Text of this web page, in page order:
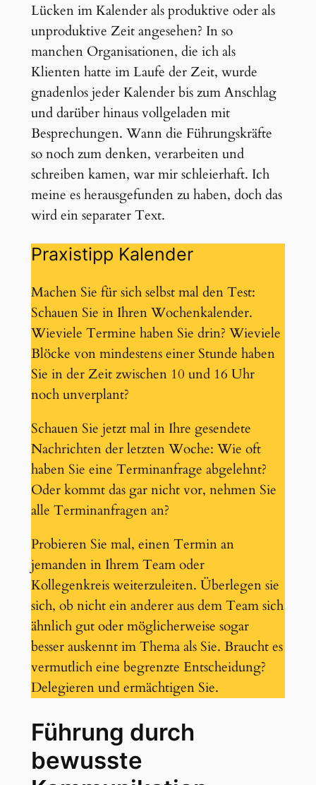
Lücken im Kalender als produktive oder als
unproduktive Zeit angesehen? In so
manchen Organisationen, die ich als
Klienten hatte im Laufe der Zeit, wurde
gnadenlos jeder Kalender bis zum Anschlag
und darüber hinaus vollgeladen mit
Besprechungen. Wann die Führungskräfte
so noch zum denken, verarbeiten und
schreiben kamen, war mir schleierhaft. Ich
meine es herausgefunden zu haben, doch das
wird ein separater Text.
Praxistipp Kalender
Machen Sie für sich selbst mal den Test:
Schauen Sie in Ihren Wochenkalender.
Wieviele Termine haben Sie drin? Wieviele
Blöcke von mindestens einer Stunde haben
Sie in der Zeit zwischen 10 und 16 Uhr
noch unverplant?
Schauen Sie jetzt mal in Ihre gesendete
Nachrichten der letzten Woche: Wie oft
haben Sie eine Terminanfrage abgelehnt?
Oder kommt das gar nicht vor, nehmen Sie
alle Terminanfragen an?
Probieren Sie mal, einen Termin an
jemanden in Ihrem Team oder
Kollegenkreis weiterzuleiten. Überlegen sie
sich, ob nicht ein anderer aus dem Team sich
ähnlich gut oder möglicherweise sogar
besser auskennt im Thema als Sie. Braucht es
vermutlich eine begrenzte Entscheidung?
Delegieren und ermächtigen Sie.
Führung durch
bewusste